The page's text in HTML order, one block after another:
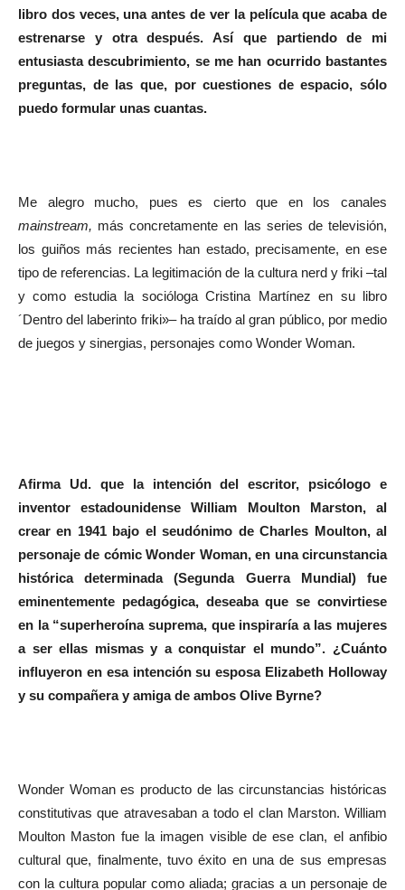
libro dos veces, una antes de ver la película que acaba de
estrenarse y otra después. Así que partiendo de mi
entusiasta descubrimiento, se me han ocurrido bastantes
preguntas, de las que, por cuestiones de espacio, sólo
puedo formular unas cuantas.
Me alegro mucho, pues es cierto que en los canales
mainstream, más concretamente en las series de televisión,
los guiños más recientes han estado, precisamente, en ese
tipo de referencias. La legitimación de la cultura nerd y friki –tal
y como estudia la socióloga Cristina Martínez en su libro
´Dentro del laberinto friki»– ha traído al gran público, por medio
de juegos y sinergias, personajes como Wonder Woman.
Afirma Ud. que la intención del escritor, psicólogo e
inventor estadounidense William Moulton Marston, al
crear en 1941 bajo el seudónimo de Charles Moulton, al
personaje de cómic Wonder Woman, en una circunstancia
histórica determinada (Segunda Guerra Mundial) fue
eminentemente pedagógica, deseaba que se convirtiese
en la “superheroína suprema, que inspiraría a las mujeres
a ser ellas mismas y a conquistar el mundo”. ¿Cuánto
influyeron en esa intención su esposa Elizabeth Holloway
y su compañera y amiga de ambos Olive Byrne?
Wonder Woman es producto de las circunstancias históricas
constitutivas que atravesaban a todo el clan Marston. William
Moulton Maston fue la imagen visible de ese clan, el anfibio
cultural que, finalmente, tuvo éxito en una de sus empresas
con la cultura popular como aliada; gracias a un personaje de